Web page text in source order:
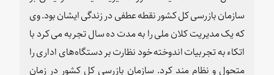
سازمان بازرسی کل کشور نقطه عطفی در زندگی ایشان بود. وی
که یک مدیریت کلان ملی را به مدت ده سال تجربه می کرد با
اتکاء به تجربیات اندوخته خود نظارت بر دستگاه‌های اداری را
متحول و نظام مند کرد. سازمان بازرسی کل کشور در زمان